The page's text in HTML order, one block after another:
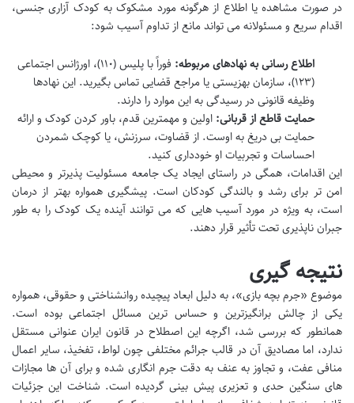
در صورت مشاهده یا اطلاع از هرگونه مورد مشکوک به کودک آزاری جنسی،
اقدام سریع و مسئولانه می تواند مانع از تداوم آسیب شود:
اطلاع رسانی به نهادهای مربوطه:
فوراً با پلیس (۱۱۰)، اورژانس اجتماعی
(۱۲۳)، سازمان بهزیستی یا مراجع قضایی تماس بگیرید. این نهادها
وظیفه قانونی در رسیدگی به این موارد را دارند.
حمایت قاطع از قربانی: اولین و مهمترین قدم، باور کردن کودک و ارائه
حمایت بی دریغ به اوست. از قضاوت، سرزنش، یا کوچک شمردن
احساسات و تجربیات او خودداری کنید.
این اقدامات، همگی در راستای ایجاد یک جامعه مسئولیت پذیرتر و محیطی
امن تر برای رشد و بالندگی کودکان است. پیشگیری همواره بهتر از درمان
است، به ویژه در مورد آسیب هایی که می توانند آینده یک کودک را به طور
جبران ناپذیری تحت تأثیر قرار دهند.
نتیجه گیری
موضوع «جرم بچه بازی»، به دلیل ابعاد پیچیده روانشناختی و حقوقی، همواره
یکی از چالش برانگیزترین و حساس ترین مسائل اجتماعی بوده است.
همانطور که بررسی شد، اگرچه این اصطلاح در قانون ایران عنوانی مستقل
ندارد، اما مصادیق آن در قالب جرائم مختلفی چون لواط، تفخیذ، سایر اعمال
منافی عفت، و تجاوز به عنف به دقت جرم انگاری شده و برای آن ها مجازات
های سنگین حدی و تعزیری پیش بینی گردیده است. شناخت این جزئیات